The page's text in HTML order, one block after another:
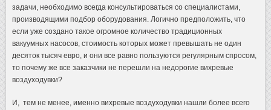
задачи, необходимо всегда консультироваться со специалистами,
производящими подбор оборудования. Логично предположить, что
если уже создано такое огромное количество традиционных
вакуумных насосов, стоимость которых может превышать не один
десяток тысяч евро, и они все равно пользуются регулярным спросом,
то почему же все заказчики не перешли на недорогие вихревые
воздуходувки?
И, тем не менее, именно вихревые воздуходувки нашли более всего